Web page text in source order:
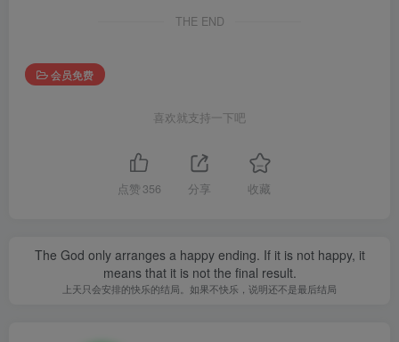
THE END
会员免费
喜欢就支持一下吧
点赞 356 分享 收藏
The God only arranges a happy ending. If it is not happy, it
means that it is not the final result.
上天只会安排的快乐的结局。如果不快乐，说明还不是最后结局